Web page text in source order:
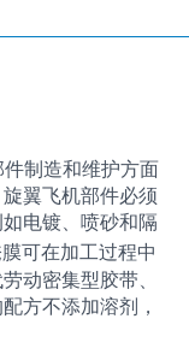
制造和维护方面
翼飞机部件必须
电镀、喷砂和隔
可在加工过程中
动密集型胶带、
方不添加溶剂，